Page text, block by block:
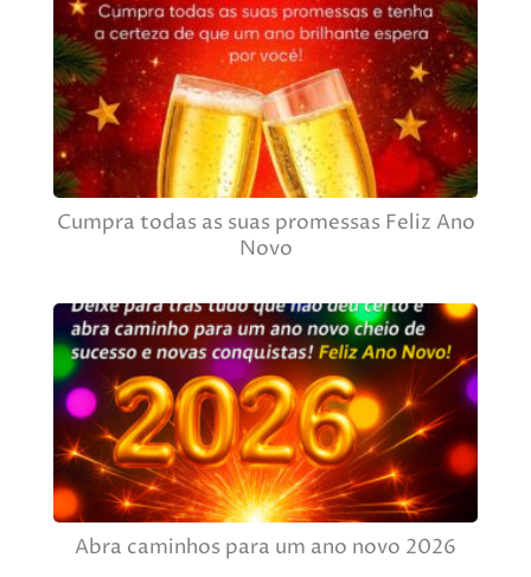
Cumpra todas as suas promessas Feliz Ano
Novo
Abra caminhos para um ano novo 2026